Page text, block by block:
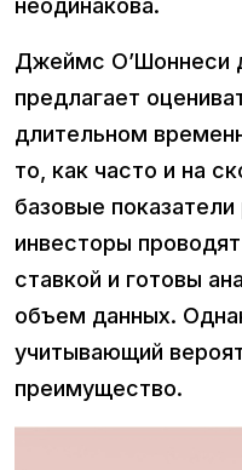
неодинакова.
Джеймс О’Шоннеси
предлагает
длительном
то, как часто и на
базовые
инвесторы
ставкой и готовы
объем данных.
учитывающий
преимущество.